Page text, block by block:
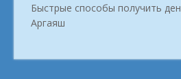
Быстрые способы получить
Аргаяш